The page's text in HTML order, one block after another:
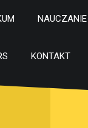
NAUCZANIE
KONTAKT